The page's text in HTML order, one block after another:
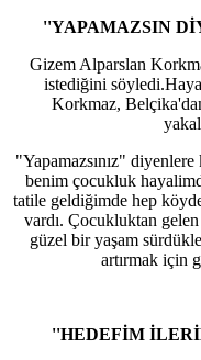
''YAPAMAZSIN
Gizem Alparslan
istediğini
Korkmaz,
"Yapamazsınız"
benim çocukluk
tatile geldiğimde hep
vardı. Çocukluktan
güzel bir yaşam
artırmak için
''HEDEFİM